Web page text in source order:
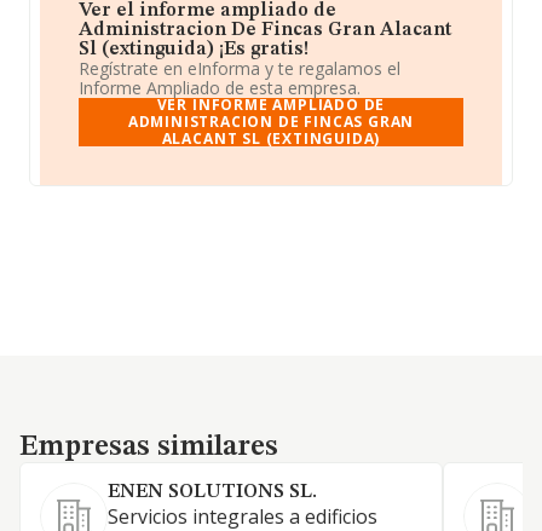
Ver el informe ampliado de
Administracion De Fincas Gran Alacant
Sl (extinguida) ¡Es gratis!
Regístrate en eInforma y te regalamos el
Informe Ampliado de esta empresa.
VER INFORME AMPLIADO DE
ADMINISTRACION DE FINCAS GRAN
ALACANT SL (EXTINGUIDA)
Empresas similares
Empresas similares
ENEN SOLUTIONS SL.
Servicios integrales a edificios